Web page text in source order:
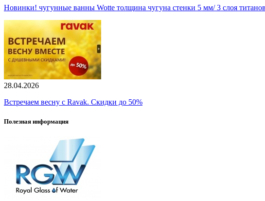
Новинки! чугунные ванны Wotte толщина чугуна стенки 5 мм/ 3 слоя
28.04.2026
Встречаем весну с Ravak. Скидки до 50%
Полезная информация